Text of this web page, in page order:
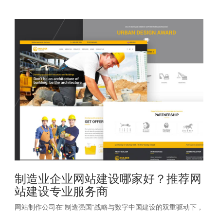
制造业企业网站建设哪家好？推荐网
站建设专业服务商
网站制作公司在“制造强国”战略与数字中国建设的双重驱动下，